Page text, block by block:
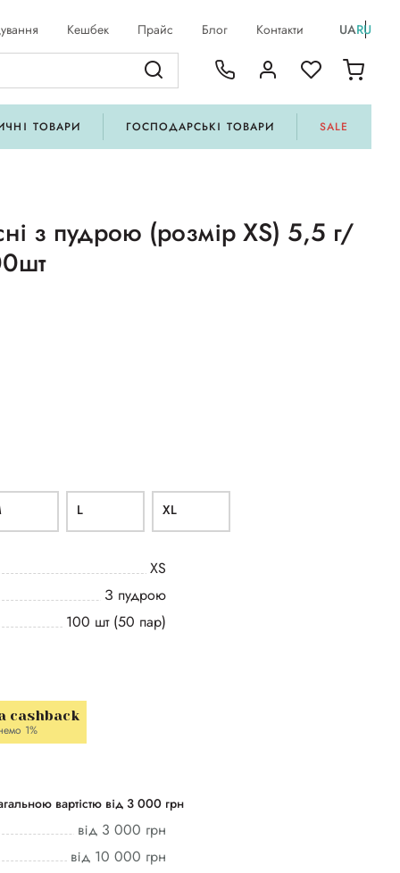
Кешбек Прайс Блог Контакти UARU
ТОВАРИ ГОСПОДАРСЬКІ ТОВАРИ SALE
з пудрою (розмір XS) 5,5 г/
L ХL
XS
З пудрою
100 шт (50 пар)
cashback
1%
вартістю від 3 000 грн
від 3 000 грн
від 10 000 грн